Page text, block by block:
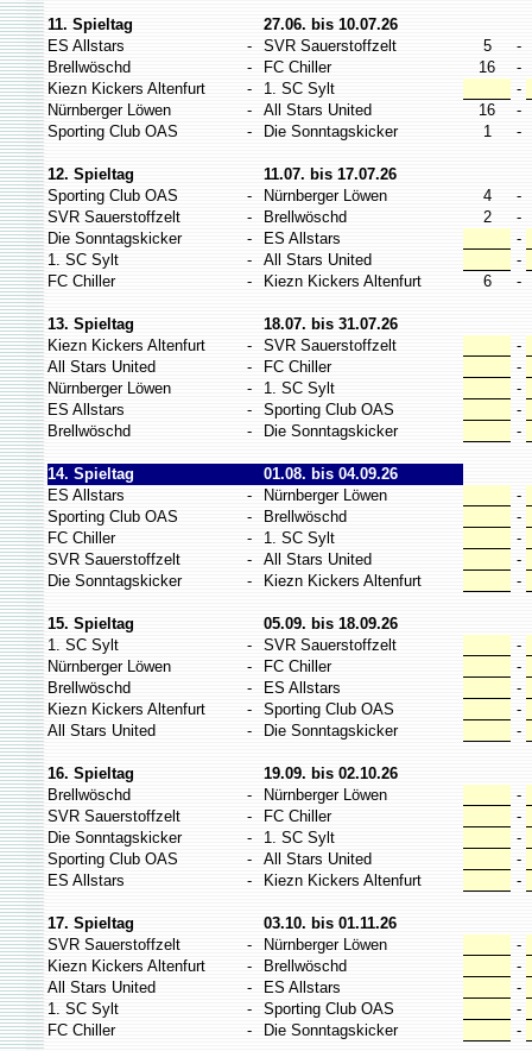
11. Spieltag
27.06. bis 10.07.26
ES Allstars
- SVR Sauerstoffzelt 5
-
Brellwöschd
- FC Chiller 16
-
Kiezn Kickers Altenfurt
- 1. SC Sylt
-
Nürnberger Löwen
- All Stars United 16
-
Sporting Club OAS
- Die Sonntagskicker 1 -
12. Spieltag
11.07. bis 17.07.26
Sporting Club OAS
- Nürnberger Löwen 4
-
SVR Sauerstoffzelt
- Brellwöschd 2
-
Die Sonntagskicker
- ES Allstars
-
1. SC Sylt
- All Stars United
-
FC Chiller
- Kiezn Kickers Altenfurt 6 -
13. Spieltag
18.07. bis 31.07.26
Kiezn Kickers Altenfurt
- SVR Sauerstoffzelt
-
All Stars United
- FC Chiller
-
Nürnberger Löwen
- 1. SC Sylt
-
ES Allstars
- Sporting Club OAS
-
Brellwöschd
- Die Sonntagskicker -
14. Spieltag
01.08. bis 04.09.26
ES Allstars
- Nürnberger Löwen
-
Sporting Club OAS
- Brellwöschd
-
FC Chiller
- 1. SC Sylt
-
SVR Sauerstoffzelt
- All Stars United
-
Die Sonntagskicker
- Kiezn Kickers Altenfurt -
15. Spieltag
05.09. bis 18.09.26
1. SC Sylt
- SVR Sauerstoffzelt
-
Nürnberger Löwen
- FC Chiller
-
Brellwöschd
- ES Allstars
-
Kiezn Kickers Altenfurt
- Sporting Club OAS
-
All Stars United
- Die Sonntagskicker -
16. Spieltag
19.09. bis 02.10.26
Brellwöschd
- Nürnberger Löwen
-
SVR Sauerstoffzelt
- FC Chiller
-
Die Sonntagskicker
- 1. SC Sylt
-
Sporting Club OAS
- All Stars United
-
ES Allstars
- Kiezn Kickers Altenfurt -
17. Spieltag
03.10. bis 01.11.26
SVR Sauerstoffzelt
- Nürnberger Löwen
-
Kiezn Kickers Altenfurt
- Brellwöschd
-
All Stars United
- ES Allstars
-
1. SC Sylt
- Sporting Club OAS
-
FC Chiller
- Die Sonntagskicker -